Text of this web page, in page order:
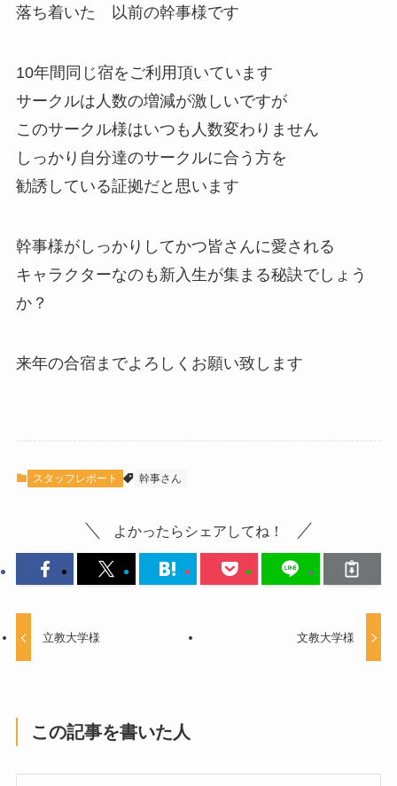
落ち着いた 以前の幹事様です
10年間同じ宿をご利用頂いています
サークルは人数の増減が激しいですが
このサークル様はいつも人数変わりません
しっかり自分達のサークルに合う方を
勧誘している証拠だと思います
幹事様がしっかりしてかつ皆さんに愛される
キャラクターなのも新入生が集まる秘訣でしょう
か？
来年の合宿までよろしくお願い致します
スタッフレポート 幹事さん
よかったらシェアしてね！
立教大学様 文教大学様
この記事を書いた人